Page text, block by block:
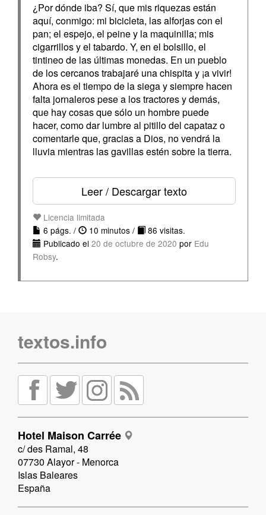
¿Por dónde iba? Sí, que mis riquezas están
aquí, conmigo: mi bicicleta, las alforjas con el
pan; el espejo, el peine y la maquinilla; mis
cigarrillos y el tabardo. Y, en el bolsillo, el
tintineo de las últimas monedas. En un pueblo
de los cercanos trabajaré una chispita y ¡a vivir!
Ahora es el tiempo de la siega y siempre hacen
falta jornaleros pese a los tractores y demás,
que hay cosas que sólo un hombre puede
hacer, como dar lumbre al pitillo del capataz o
comentarle que, gracias a Dios, no vendrá la
lluvia mientras las gavillas estén sobre la tierra.
Leer / Descargar texto
Licencia limitada
6 págs. /
10 minutos /
86 visitas.
Publicado el 20 de octubre de 2020 por Edu
Robsy.
textos.info
Hotel Maison Carrée
c/ des Ramal, 48
07730 Alayor - Menorca
Islas Baleares
España